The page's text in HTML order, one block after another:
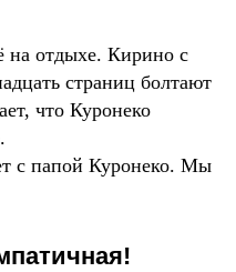
на отдыхе. Кирино с
страниц болтают
что Куронеко
с папой Куронеко. Мы